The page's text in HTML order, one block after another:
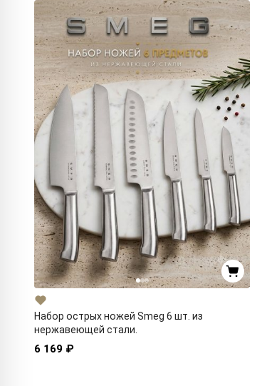
Набор острых ножей Smeg 6 шт. из
нержавеющей стали.
6 169 ₽